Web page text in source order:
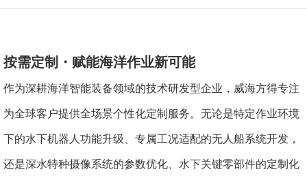
按需定制・赋能海洋作业新可能
作为深耕海洋智能装备领域的技术研发型企业，威海方得专注
为全球客户提供全场景个性化定制服务。无论是特定作业环境
下的水下机器人功能升级、专属工况适配的无人船系统开发，
还是深水特种摄像系统的参数优化、水下关键零部件的定制化